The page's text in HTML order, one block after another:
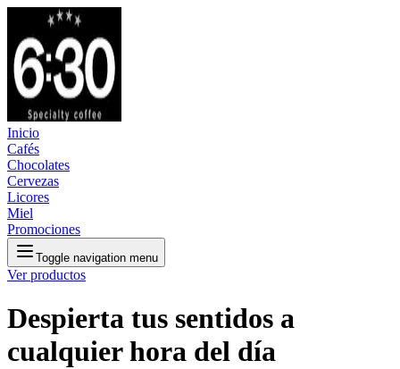
Inicio
Cafés
Chocolates
Cervezas
Licores
Miel
Promociones
Toggle navigation menu
Ver productos
Despierta tus sentidos a
cualquier hora del día